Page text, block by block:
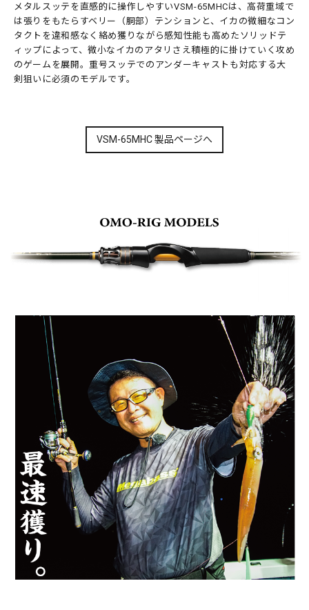
メタルスッテを直感的に操作しやすいVSM-65MHCは、高荷重域で
は張りをもたらすベリー（胴部）テンションと、イカの微細なコン
タクトを違和感なく絡め獲りながら感知性能も高めたソリッドテ
ィップによって、微小なイカのアタリさえ積極的に掛けていく攻め
のゲームを展開。重号スッテでのアンダーキャストも対応する大
剣狙いに必須のモデルです。
VSM-65MHC 製品ページへ